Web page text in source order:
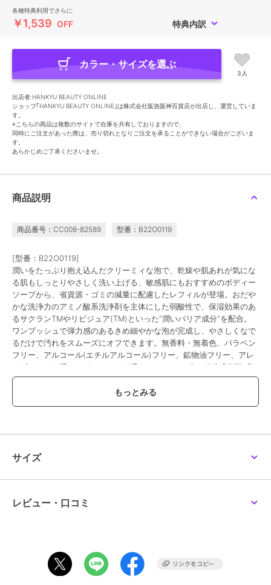
各種特典利用でさらに
￥1,539 OFF 特典内訳
カラー・サイズを選ぶ
3人
出店者:HANKYU BEAUTY ONLINE
ショップ｢HANKYU BEAUTY ONLINE｣は株式会社阪急阪神百貨店が出店し、運営していま
す。
※こちらの商品は複数のサイトで在庫を共有しておりますので、
同時にご注文があった際は、売り切れとなりご注文を承ることができない場合がございま
す。
あらかじめご了承くださいませ。
商品説明
商品番号：CC008-82589 型番：B22O0119
[型番：B22O0119]
潤いをたっぷり抱え込んだクリーミィな泡で、乾燥や肌あれが気にな
る肌もしっとりやさしく洗い上げる、敏感肌にもおすすめのボディー
ソープから、省資源・ゴミの減量に配慮したレフィルが登場。おだや
かな洗浄力のアミノ酸系洗浄剤を主体にした弱酸性で、保湿効果のあ
るサクランTMやリビジュア(TM)といった“潤いバリア成分”を配合。
ワンプッシュで弾力感のあるきめ細やかな泡が完成し、やさしくなで
るだけで汚れをスムーズにオフできます。無香料・無着色、パラベン
フリー、アルコール(エチルアルコール)フリー、鉱物油フリー、アレ
ルギーテスト済み、パッチテスト済み、スティンギング(皮膚刺激感)
テスト済み(すべての方にアレルギーや皮膚刺激が起きない、刺激感が
ないというわけではありません)。＜ボディーウオッシュ・シャワージ
ェル／400ml／レフィル／1種＞
この商品は、不良品のみ返品を承ります
ブランド
ショップ 阪急ビューティーオンライン
商品カテゴリ
鹸
レディース
サイズ
レビュー・口コミ